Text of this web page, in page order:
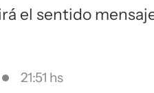
el sentido
21:51 hs